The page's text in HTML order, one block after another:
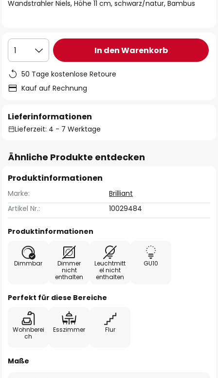
Wandstrahler Niels, Höhe 11 cm, schwarz/natur, Bambus
1 In den Warenkorb
50 Tage kostenlose Retoure
Kauf auf Rechnung
Lieferinformationen
Lieferzeit: 4 - 7 Werktage
Ähnliche Produkte entdecken
Produktinformationen
Marke:
Brilliant
Artikel Nr.:
10029484
Produktinformationen
Dimmbar
Dimmer
nicht
enthalten
Leuchtmitt
el nicht
enthalten
GU10
Perfekt für diese Bereiche
Wohnberei
ch
Esszimmer Flur
Maße